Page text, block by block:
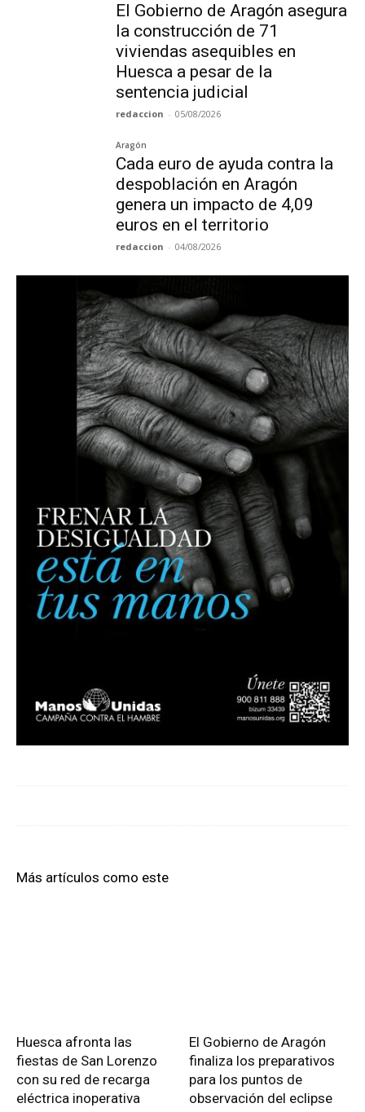
El Gobierno de Aragón asegura
la construcción de 71
viviendas asequibles en
Huesca a pesar de la
sentencia judicial
redaccion - 05/08/2026
Aragón
Cada euro de ayuda contra la
despoblación en Aragón
genera un impacto de 4,09
euros en el territorio
redaccion - 04/08/2026
Más artículos como este
Huesca afronta las
fiestas de San Lorenzo
con su red de recarga
eléctrica inoperativa
El Gobierno de Aragón
finaliza los preparativos
para los puntos de
observación del eclipse